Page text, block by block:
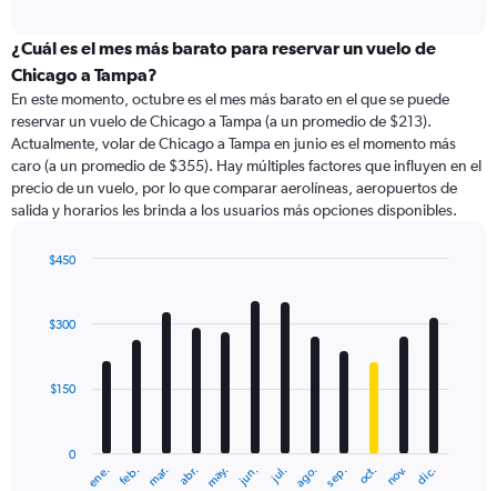
categories.
Range:
categories.
The
chart
has
1
Y
displaying
¿Cuál es el mes más barato para reservar un vuelo de
Chicago a Tampa?
En este momento, octubre es el mes más barato en el que se puede
reservar un vuelo de Chicago a Tampa (a un promedio de $213).
Actualmente, volar de Chicago a Tampa en junio es el momento más
caro (a un promedio de $355). Hay múltiples factores que influyen en el
precio de un vuelo, por lo que comparar aerolíneas, aeropuertos de
salida y horarios les brinda a los usuarios más opciones disponibles.
with
12
The
ene. feb. mar. abr. may. jun. jul. ago. sep. oct. nov. dic.
0
$150
$300
$450